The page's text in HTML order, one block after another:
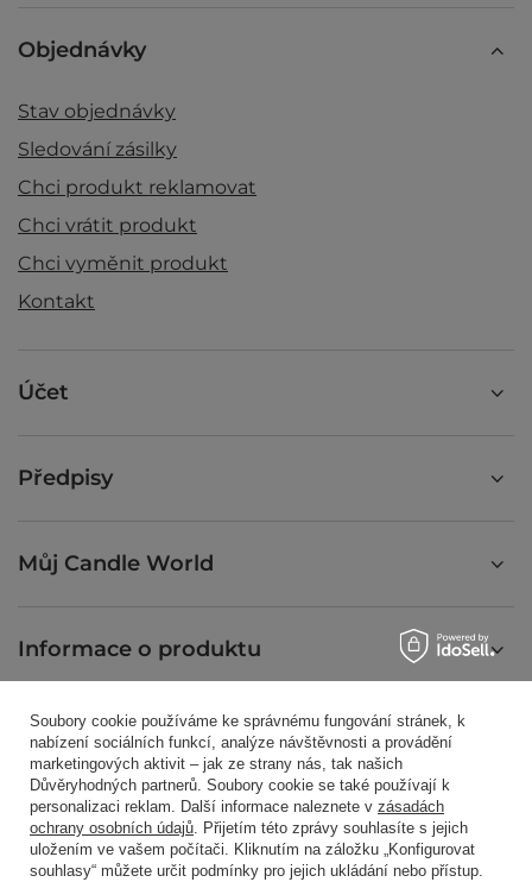
Objednávky
Stav objednávky
Sledování zásilky
Chci produkt reklamovat
Chci vrátit produkt
Chci vyměnit produkt
Kontakt
Účet
Předpisy
Můj Candle World
Informace o produktu
Vonné svíčky
Zkratkou
Soubory cookie používáme ke správnému fungování stránek, k
nabízení sociálních funkcí, analýze návštěvnosti a provádění
marketingových aktivit – jak ze strany nás, tak našich
Důvěryhodných partnerů. Soubory cookie se také používají k
personalizaci reklam. Další informace naleznete v zásadách
ochrany osobních údajů. Přijetím této zprávy souhlasíte s jejich
uložením ve vašem počítači. Kliknutím na záložku „Konfigurovat
souhlasy“ můžete určit podmínky pro jejich ukládání nebo přístup.